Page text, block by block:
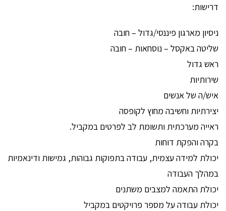
דרישות:
ניסיון מארגון פיננסי/גדול – חובה
שליטה באקסל – נוסחאות – חובה
ראש גדול
שירותיות
איש/ה של אנשים
יצירתיות וחשיבה מחוץ לקופסה
ראייה מערכתית ותשומת לב לפרטים במקביל.
בקרה והפקת דוחות
יכולת למידה עצמית, עבודה בתפוקות גבוהות, גמישות ודינאמיות
במהלך העבודה
יכולת התאמה למצבים משתנים
יכולת עבודה על מספר פרויקטים במקביל